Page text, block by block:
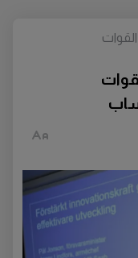
القوات
القوات